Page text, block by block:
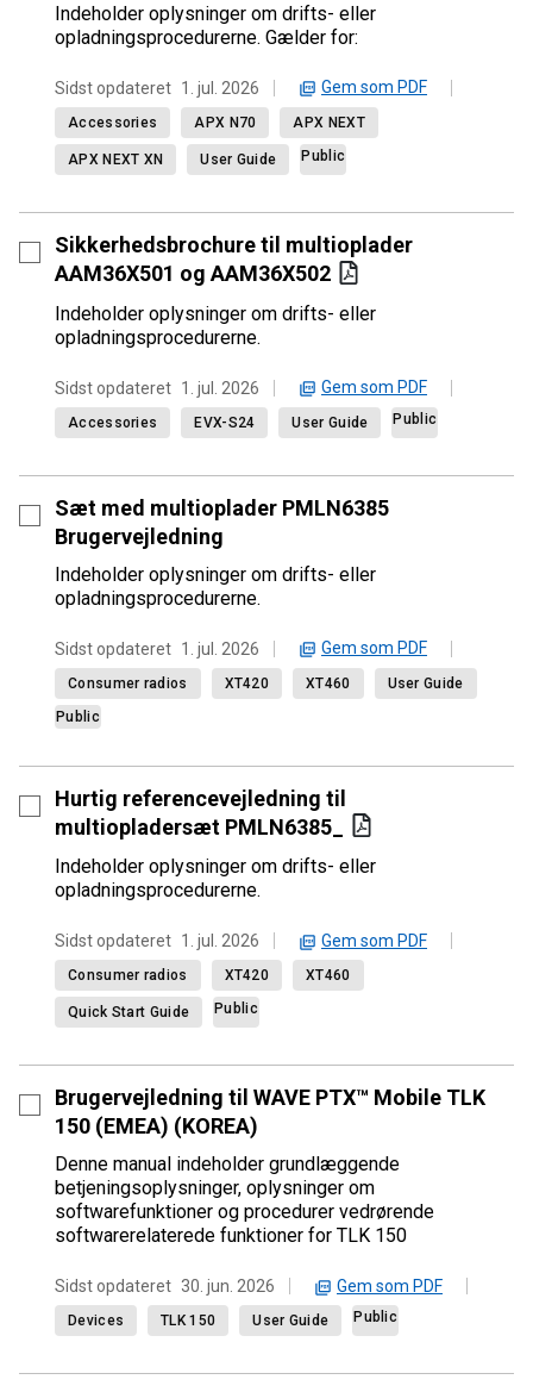
Indeholder oplysninger om drifts- eller
opladningsprocedurerne. Gælder for:
Sidst opdateret 1. jul. 2026 Gem som PDF
Accessories APX N70 APX NEXT
APX NEXT XN User Guide Public
Sikkerhedsbrochure til multioplader
AAM36X501 og AAM36X502
Indeholder oplysninger om drifts- eller
opladningsprocedurerne.
Sidst opdateret 1. jul. 2026 Gem som PDF
Accessories EVX-S24 User Guide Public
Sæt med multioplader PMLN6385
Brugervejledning
Indeholder oplysninger om drifts- eller
opladningsprocedurerne.
Sidst opdateret 1. jul. 2026 Gem som PDF
Consumer radios XT420 XT460
User Guide
Public
Hurtig referencevejledning til
multiopladersæt PMLN6385_
Indeholder oplysninger om drifts- eller
opladningsprocedurerne.
Sidst opdateret 1. jul. 2026 Gem som PDF
Consumer radios XT420 XT460
Quick Start Guide Public
Brugervejledning til WAVE PTX™ Mobile TLK
150 (EMEA) (KOREA)
Denne manual indeholder grundlæggende
betjeningsoplysninger, oplysninger om
softwarefunktioner og procedurer vedrørende
softwarerelaterede funktioner for TLK 150
Sidst opdateret 30. jun. 2026 Gem som PDF
Devices TLK 150 User Guide Public